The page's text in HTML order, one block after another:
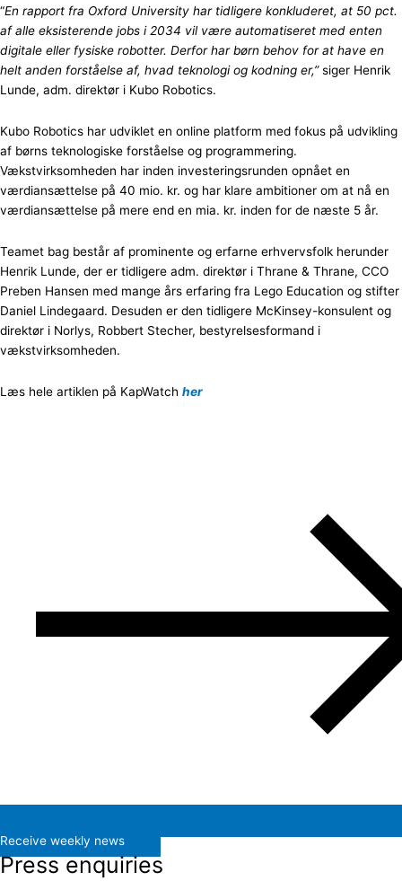
“En rapport fra Oxford University har tidligere konkluderet, at 50 pct.
af alle eksisterende jobs i 2034 vil være automatiseret med enten
digitale eller fysiske robotter. Derfor har børn behov for at have en
helt anden forståelse af, hvad teknologi og kodning er,”siger Henrik
Lunde, adm. direktør i Kubo Robotics.
Kubo Robotics har udviklet en online platform med fokus på udvikling
af børns teknologiske forståelse og programmering.
Vækstvirksomheden har inden investeringsrunden opnået en
værdiansættelse på 40 mio. kr. og har klare ambitioner om at nå en
værdiansættelse på mere end en mia. kr. inden for de næste 5 år.
Teamet bag består af prominente og erfarne erhvervsfolk herunder
Henrik Lunde, der er tidligere adm. direktør i Thrane & Thrane, CCO
Preben Hansen med mange års erfaring fra Lego Education og stifter
Daniel Lindegaard. Desuden er den tidligere McKinsey-konsulent og
direktør i Norlys, Robbert Stecher, bestyrelsesformand i
vækstvirksomheden.
Læs hele artiklen på KapWatch her
Receive weekly news
Press enquiries